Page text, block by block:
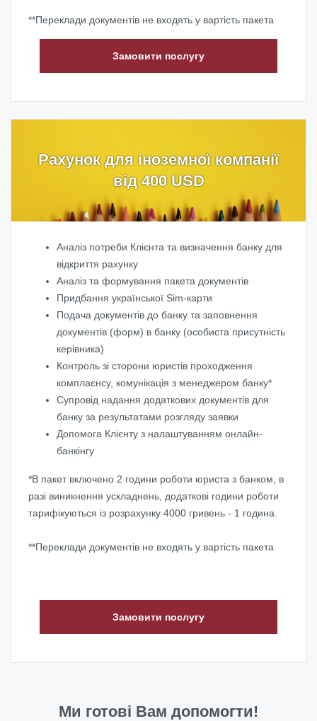
**Переклади документів не входять у вартість пакета
Замовити послугу
Рахунок для іноземної компанії
від 400 USD
Аналіз потреби Клієнта та визначення банку для
відкриття рахунку
Аналіз та формування пакета документів
Придбання української Sim-карти
Подача документів до банку та заповнення
документів (форм) в банку (особиста присутність
керівника)
Контроль зі сторони юристів проходження
комплаєнсу, комунікація з менеджером банку*
Супровід надання додаткових документів для
банку за результатами розгляду заявки
Допомога Клієнту з налаштуванням онлайн-
банкінгу
*В пакет включено 2 години роботи юриста з банком, в
разі виникнення ускладнень, додаткові години роботи
тарифікуються із розрахунку 4000 гривень - 1 година.
**Переклади документів не входять у вартість пакета
Замовити послугу
Ми готові Вам допомогти!